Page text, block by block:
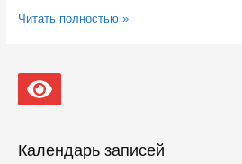
Завод
доски
из
древесно-
строится
Читать полностью »
Календарь записей